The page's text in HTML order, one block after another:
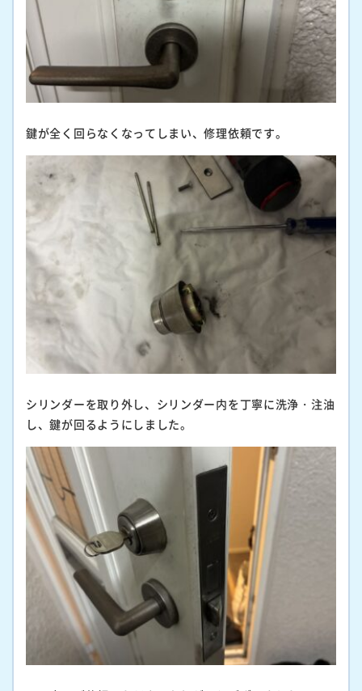
鍵が全く回らなくなってしまい、修理依頼です。
シリンダーを取り外し、シリンダー内を丁寧に洗浄・注油
し、鍵が回るようにしました。